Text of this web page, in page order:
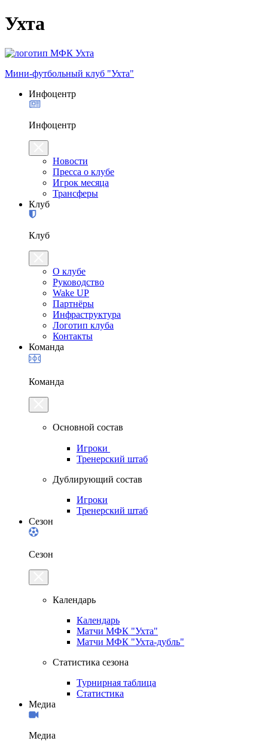
Ухта
Мини-футбольный клуб "Ухта"
Инфоцентр
Инфоцентр
Новости
Пресса о клубе
Игрок месяца
Трансферы
Клуб
Клуб
О клубе
Руководство
Wake UP
Партнёры
Инфраструктура
Логотип клуба
Контакты
Команда
Команда
Основной состав
Игроки
Тренерский штаб
Дублирующий состав
Игроки
Тренерский штаб
Сезон
Сезон
Календарь
Календарь
Матчи МФК "Ухта"
Матчи МФК "Ухта-дубль"
Статистика сезона
Турнирная таблица
Статистика
Медиа
Медиа